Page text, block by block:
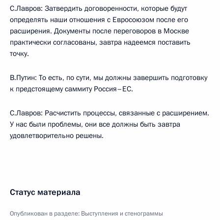
С.Лавров: Затвердить договоренности, которые будут
определять наши отношения с Евросоюзом после его
расширения. Документы после переговоров в Москве
практически согласованы, завтра надеемся поставить
точку.
В.Путин: То есть, по сути, мы должны завершить подготовку
к предстоящему саммиту Россия–ЕС.
С.Лавров: Расчистить процессы, связанные с расширением.
У нас были проблемы, они все должны быть завтра
удовлетворительно решены.
Статус материала
Опубликован в разделе: Выступления и стенограммы